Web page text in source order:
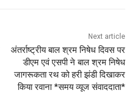
Next article
अंतर्राष्ट्रीय बाल श्रम निषेध दिवस पर
डीएम एवं एसपी ने बाल श्रम निषेध
जागरूकता रथ को हरी झंडी दिखाकर
किया रवाना *समय व्यूज संवाददाता*